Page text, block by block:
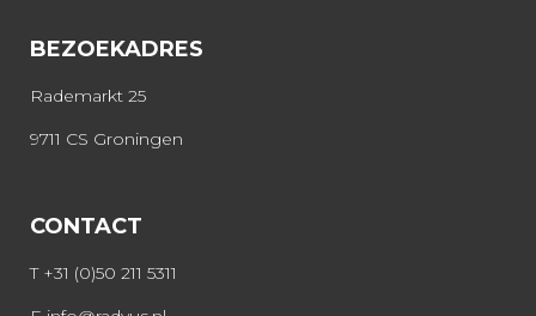
BEZOEKADRES
Rademarkt 25
9711 CS Groningen
CONTACT
T +31 (0)50 211 5311